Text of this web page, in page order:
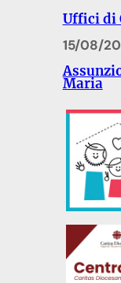
Uffici di
15/08/
Maria